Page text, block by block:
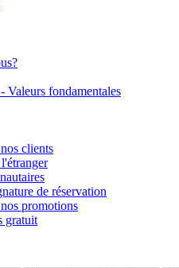
Valeurs fondamentales
clients
de réservation
promotions
gratuit